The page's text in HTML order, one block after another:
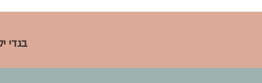
בגדי